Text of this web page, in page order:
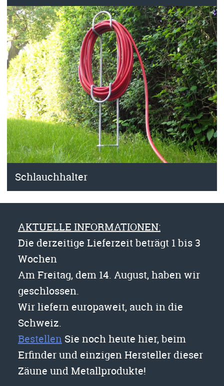
Schlauchhalter
AKTUELLE INFORMATIONEN:
Die derzeitige Lieferzeit beträgt 1 bis 3
Wochen
Am Freitag, dem 14. August, haben wir
geschlossen.
Wir liefern europaweit, auch in die
Schweiz.
Bestellen Sie noch heute hier, beim
Erfinder und einzigen Hersteller dieser
Zäune und Metallprodukte!